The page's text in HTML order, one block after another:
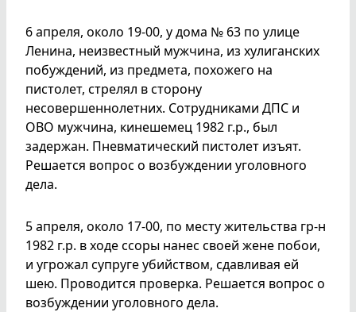
6 апреля, около 19-00, у дома № 63 по улице
Ленина, неизвестный мужчина, из хулиганских
побуждений, из предмета, похожего на
пистолет, стрелял в сторону
несовершеннолетних. Сотрудниками ДПС и
ОВО мужчина, кинешемец 1982 г.р., был
задержан. Пневматический пистолет изъят.
Решается вопрос о возбуждении уголовного
дела.
5 апреля, около 17-00, по месту жительства гр-н
1982 г.р. в ходе ссоры нанес своей жене побои,
и угрожал супруге убийством, сдавливая ей
шею. Проводится проверка. Решается вопрос о
возбуждении уголовного дела.